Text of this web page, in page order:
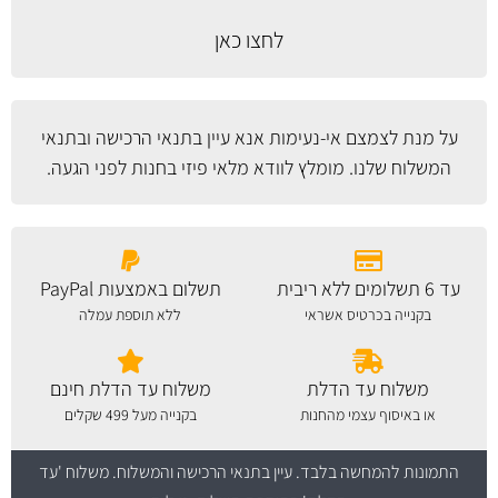
לחצו כאן
על מנת לצמצם אי-נעימות אנא עייןבתנאי הרכישה ובתנאי
המשלוח שלנו. מומלץ לוודא מלאי פיזי בחנות לפני הגעה.
עד 6 תשלומים ללא ריבית
בקנייה בכרטיס אשראי
תשלום באמצעות PayPal
ללא תוספת עמלה
משלוח עד הדלת
או באיסוף עצמי מהחנות
משלוח עד הדלת חינם
בקנייה מעל 499 שקלים
התמונות להמחשה בלבד.עיין בתנאי הרכישה והמשלוח. משלוח 'עד